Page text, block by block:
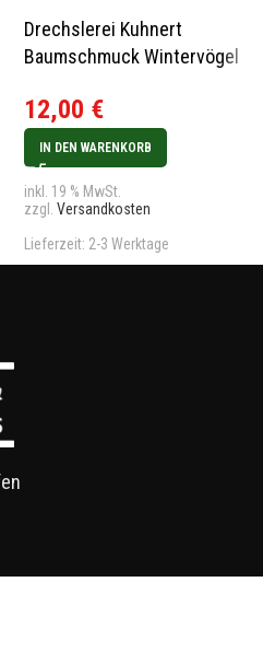
Drechslerei Kuhnert
Baumschmuck Wintervögel
12,00 €
IN DEN WARENKORB
inkl. 19 % MwSt.
zzgl. Versandkosten
Lieferzeit: 2-3 Werktage